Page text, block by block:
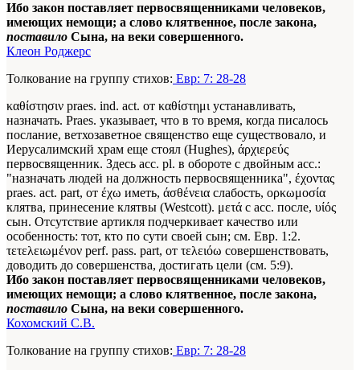
Ибо закон поставляет первосвященниками человеков,
имеющих немощи; а слово клятвенное, после закона,
поставило Сына, на веки совершенного.
Клеон Роджерс
Толкование на группу стихов: Евр: 7: 28-28
καθίστησιν praes. ind. act. от καθίστημι устанавливать,
назначать. Praes. указывает, что в то время, когда писалось
послание, ветхозаветное священство еще существовало, и
Иерусалимский храм еще стоял (Hughes), άρχιερεύς
первосвященник. Здесь асс. pl. в обороте с двойным асс.:
"назначать людей на должность первосвященника", έχοντας
praes. act. part, от έχω иметь, άσθένεια слабость, ορκωμοσία
клятва, принесение клятвы (Westcott). μετά с асс. после, υίός
сын. Отсутствие артикля подчеркивает качество или
особенность: тот, кто по сути своей сын; см. Евр. 1:2.
τετελειωμένον perf. pass. part, от τελειόω совершенствовать,
доводить до совершенства, достигать цели (см. 5:9).
Ибо закон поставляет первосвященниками человеков,
имеющих немощи; а слово клятвенное, после закона,
поставило Сына, на веки совершенного.
Кохомский С.В.
Толкование на группу стихов: Евр: 7: 28-28